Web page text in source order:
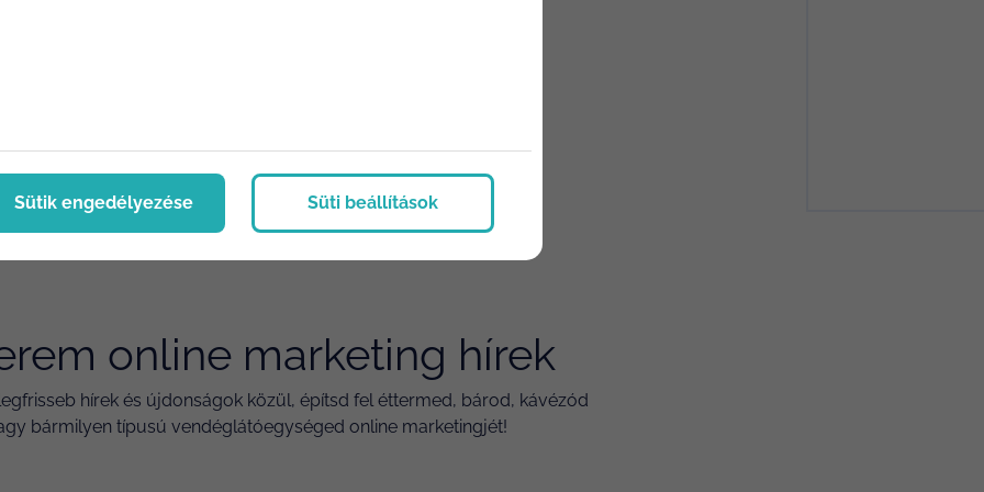
online marketing hírek
hírek és újdonságok közül, építsd fel éttermed, bárod, kávézód
bármilyen típusú vendéglátóegységed online marketingjét!
Sütik engedélyezése Süti beállítások